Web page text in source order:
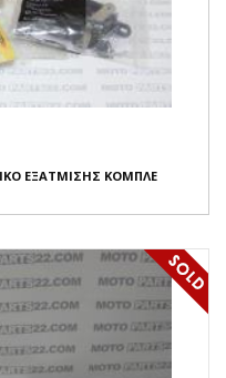
ΕΞΑΤΜΙΣΗΣ ΚΟΜΠΛΕ